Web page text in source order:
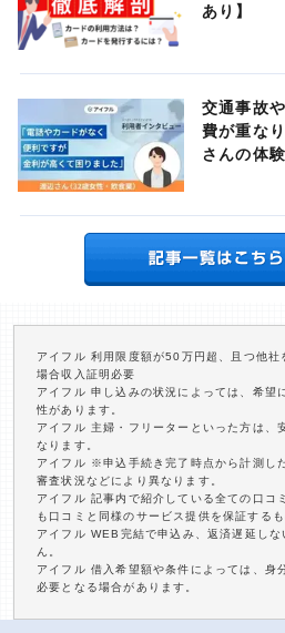
あり】
交通事故
費が重な
さんの体
アイフル 利用限度額が50万円超、且つ他
場合収入証明必要
アイフル 申し込みの状況によっては、希望
性があります。
アイフル 主婦・フリーターといった方は、
なります。
アイフル ※申込手続き完了時点から計測し
審査状況などにより異なります。
アイフル 記事内で紹介している全ての口コ
も口コミと同様のサービス提供を保証する
アイフル WEB完結で申込み、返済遅延し
ん。
アイフル 借入希望額や条件によっては、身
必要となる場合があります。